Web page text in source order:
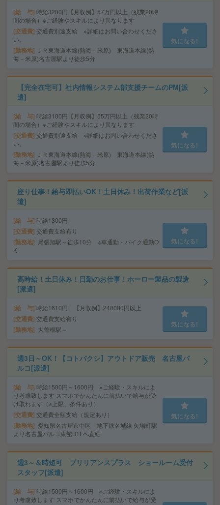
給 与 時給3200円【月収例】57万円以上（残業20時
間の場合）※ご経験やスキルにより異なります
交通費 交通費別途支給 ※詳細はお問い合わせくださ
い。
勤務地
ＪＲ東海道本線(熱海－米原) 東海道本線(熱
海－米原)名古屋駅より徒歩5分
気になる!
【完全在宅可】社内情報システム部支援チームのPM[派
遣]
給 与 時給3100円【月収例】55万円以上（残業20時
間の場合）※ご経験やスキルにより異なります
交通費 交通費別途支給 ※詳細はお問い合わせくださ
い。
勤務地
ＪＲ東海道本線(熱海－米原) 東海道本線(熱
海－米原)名古屋駅より徒歩5分
気になる!
座り仕事！給与即払いOK！土日休み！出荷作業など[派
遣]
給 与 時給1300円
交通費 交通費支給有り
勤務地
尾張旭駅～徒歩10分 ※車通勤・バイク通勤O
K
気になる!
高時給！土日休み！日勤のお仕事！ホーロー製品の製造
[派遣]
給 与 時給1610円 【月収例】240000円以上
交通費 交通費支給有り
勤務地 大曽根駅～
気になる!
週3日～OK！【コトパクシ】アウトドア販売 名古屋パ
ルコ[派遣]
給 与 時給1500円～1600円 ※ご経験・スキルによ
り考慮致します スマホでかんたんに前払いで給与が受
け取れます（※上限、条件あり）
交通費 交通費全額支給（規定あり）
勤務地 愛知県名古屋市中区 地下鉄名城線 矢場町駅
より名古屋パルコ東館B1Fへ直結
気になる!
週3～＆時短可 ブリリアンスプラス ショールーム受付
スタッフ[派遣]
給 与 時給1500円～1600円 ※ご経験・スキルによ
り考慮致します スマホでかんたんに前払いで給与が受